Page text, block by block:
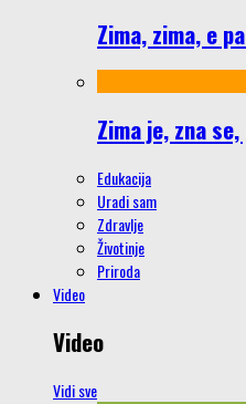
Zima, zima, e
Zima je, zna
Edukacija
Uradi sam
Zdravlje
Životinje
Priroda
Video
Video
Vidi sve